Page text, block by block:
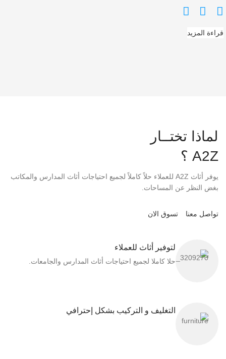
قراءة المزيد
لماذا تختــار
A2Z ؟
يوفر أثاث A2Z للعملاء حلاً كاملاً لجميع احتياجات أثاث المدارس والمكاتب
بغض النظر عن المساحات.
تواصل معنا تسوق الان
لتوفير أثاث للعملاء
حلا كاملا لجميع احتياجات أثاث المدارس والجامعات.
التغليف و التركيب بشكل إحترافي